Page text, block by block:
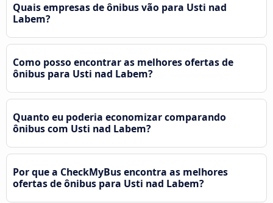
Quais empresas de ônibus vão para Usti nad
Labem?
Como posso encontrar as melhores ofertas de
ônibus para Usti nad Labem?
Quanto eu poderia economizar comparando
ônibus com Usti nad Labem?
Por que a CheckMyBus encontra as melhores
ofertas de ônibus para Usti nad Labem?